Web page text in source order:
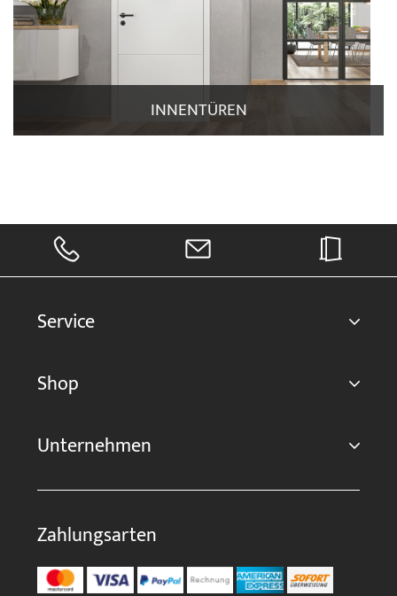
INNENTÜREN
Service
Shop
Unternehmen
Zahlungsarten